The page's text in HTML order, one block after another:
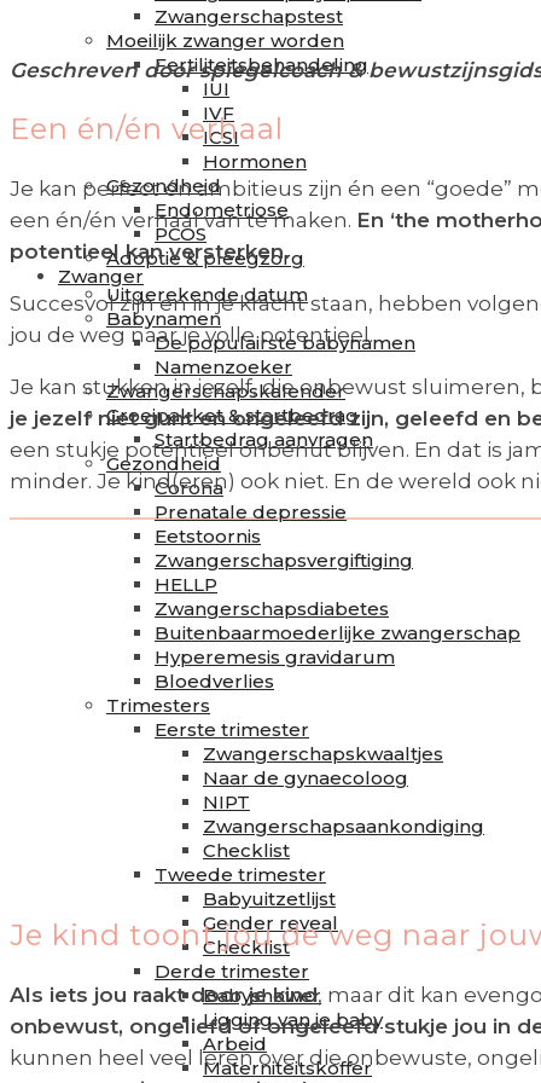
Zwangerschapstest
Moeilijk zwanger worden
Fertiliteitsbehandeling
IUI
IVF
ICSI
Hormonen
Gezondheid
Endometriose
PCOS
Adoptie & pleegzorg
Zwanger
Uitgerekende datum
Babynamen
De populairste babynamen
Namenzoeker
Zwangerschapskalender
Groeipakket & startbedrag
Startbedrag aanvragen
Gezondheid
Corona
Prenatale depressie
Eetstoornis
Zwangerschapsvergiftiging
HELLP
Zwangerschapsdiabetes
Buitenbaarmoederlijke zwangerschap
Hyperemesis gravidarum
Bloedverlies
Trimesters
Eerste trimester
Zwangerschapskwaaltjes
Naar de gynaecoloog
NIPT
Zwangerschapsaankondiging
Checklist
Tweede trimester
Babyuitzetlijst
Gender reveal
Checklist
Derde trimester
Babyshower
Ligging van je baby
Arbeid
Materniteitskoffer
Geschreven door spiegelcoach &
Een én/én verhaal
Je kan perfect én ambitieus zijn én een “goede”
een én/én verhaal van te maken. En ‘the
potentieel kan versterken.
Succesvol zijn en in je kracht staan, hebben
jou de weg naar je volle potentieel.
Je kan stukken in jezelf, die onbewust
je jezelf niet gunt en ongeleefd zijn, geleefd en
een stukje potentieel onbenut blijven. En dat is
minder. Je kind(eren) ook niet. En de wereld ook
Je kind toont jou de weg naar
Als iets jou raakt door je kind, maar dit kan
onbewust, ongeliefd of ongeleefd stukje jou in
kunnen heel veel leren over die onbewuste,